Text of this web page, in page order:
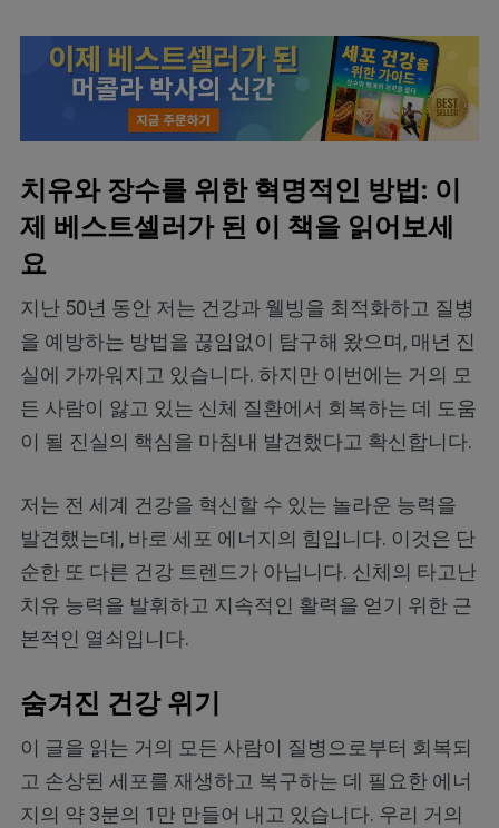
치유와 장수를 위한 혁명적인 방법: 이
제 베스트셀러가 된 이 책을 읽어보세
요
지난 50년 동안 저는 건강과 웰빙을 최적화하고 질병
을 예방하는 방법을 끊임없이 탐구해 왔으며, 매년 진
실에 가까워지고 있습니다. 하지만 이번에는 거의 모
든 사람이 앓고 있는 신체 질환에서 회복하는 데 도움
이 될 진실의 핵심을 마침내 발견했다고 확신합니다.
저는 전 세계 건강을 혁신할 수 있는 놀라운 능력을
발견했는데, 바로 세포 에너지의 힘입니다. 이것은 단
순한 또 다른 건강 트렌드가 아닙니다. 신체의 타고난
치유 능력을 발휘하고 지속적인 활력을 얻기 위한 근
본적인 열쇠입니다.
숨겨진 건강 위기
이 글을 읽는 거의 모든 사람이 질병으로부터 회복되
고 손상된 세포를 재생하고 복구하는 데 필요한 에너
지의 약 3분의 1만 만들어 내고 있습니다. 우리 거의